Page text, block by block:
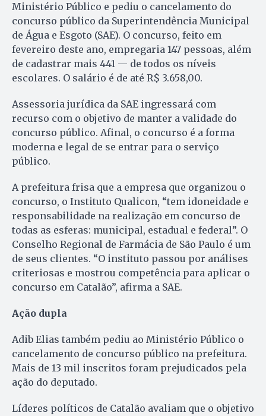
Ministério Público e pediu o cancelamento do
concurso público da Superintendência Municipal
de Água e Esgoto (SAE). O concurso, feito em
fevereiro deste ano, empregaria 147 pessoas, além
de cadastrar mais 441 — de todos os níveis
escolares. O salário é de até R$ 3.658,00.
Assessoria jurídica da SAE ingressará com
recurso com o objetivo de manter a validade do
concurso público. Afinal, o concurso é a forma
moderna e legal de se entrar para o serviço
público.
A prefeitura frisa que a empresa que organizou o
concurso, o Instituto Qualicon, “tem idoneidade e
responsabilidade na realização em concurso de
todas as esferas: municipal, estadual e federal”. O
Conselho Regional de Farmácia de São Paulo é um
de seus clientes. “O instituto passou por análises
criteriosas e mostrou competência para aplicar o
concurso em Catalão”, afirma a SAE.
Ação dupla
Adib Elias também pediu ao Ministério Público o
cancelamento de concurso público na prefeitura.
Mais de 13 mil inscritos foram prejudicados pela
ação do deputado.
Líderes políticos de Catalão avaliam que o objetivo